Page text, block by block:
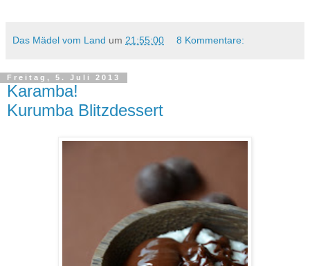
Das Mädel vom Land um 21:55:00 8 Kommentare:
Freitag, 5. Juli 2013
Karamba!
Kurumba Blitzdessert